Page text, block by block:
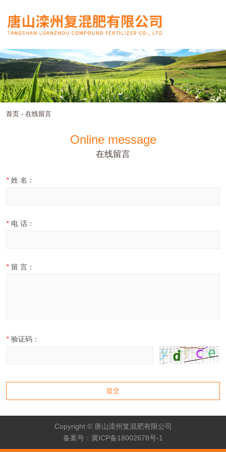
首页 - 在线留言
Online message
在线留言
* 姓 名：
* 电 话：
* 留 言：
* 验证码：
提交
Copyright © 唐山滦州复混肥有限公司
备案号：冀ICP备18002678号-1